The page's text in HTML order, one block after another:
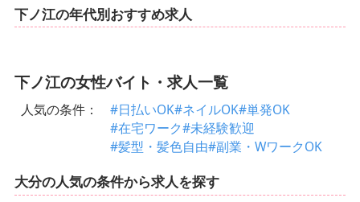
下ノ江の年代別おすすめ求人
下ノ江の女性バイト・求人一覧
人気の条件： #日払いOK#ネイルOK#単発OK
#在宅ワーク#未経験歓迎
#髪型・髪色自由#副業・WワークOK
大分の人気の条件から求人を探す